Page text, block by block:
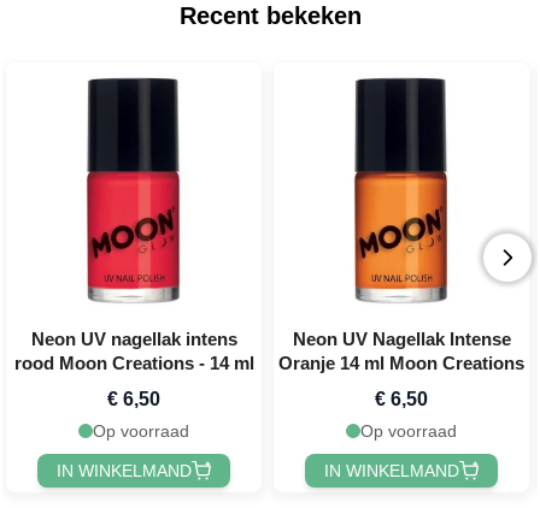
Recent bekeken
Neon UV nagellak intens
rood Moon Creations - 14 ml
€ 6,50
Op voorraad
IN WINKELMAND
Neon UV Nagellak Intense
Oranje 14 ml Moon Creations
€ 6,50
Op voorraad
IN WINKELMAND